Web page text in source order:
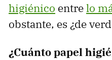
higiénico entrelo
obstante, es ¿de
¿Cuánto papel